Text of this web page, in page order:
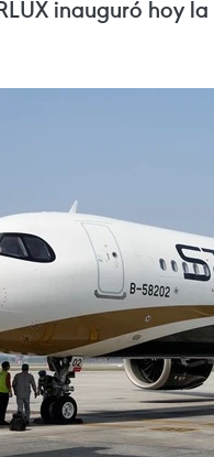
inauguró hoy